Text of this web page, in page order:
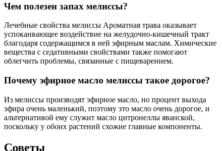
Чем полезен запах мелиссы?
Лечебные свойства мелиссы Ароматная трава оказывает
успокаивающее воздействие на желудочно-кишечный тракт
благодаря содержащимся в ней эфирным маслам. Химические
вещества с седативными свойствами также помогают
облегчить проблемы, связанные с пищеварением.
Почему эфирное масло мелиссы такое дорогое?
Из мелиссы производят эфирное масло, но процент выхода
эфира очень маленький, поэтому это масло очень дорогое, и
альтернативой ему служит масло цитронеллы яванской,
поскольку у обоих растений схожие главные компоненты.
Советы